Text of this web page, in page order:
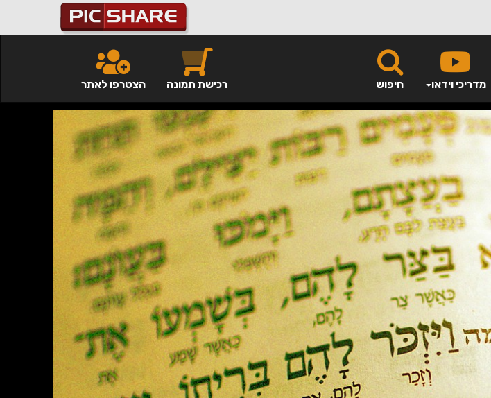
חיפוש מדריכי וידאו הצטרפו לאתר רכישת תמונה